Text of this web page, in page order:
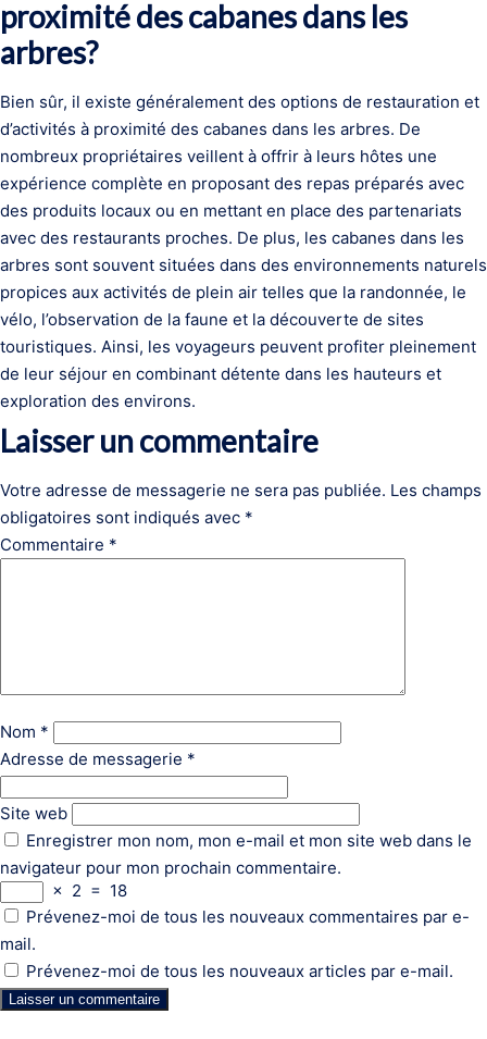
proximité des cabanes dans les
arbres?
Bien sûr, il existe généralement des options de restauration et
d’activités à proximité des cabanes dans les arbres. De
nombreux propriétaires veillent à offrir à leurs hôtes une
expérience complète en proposant des repas préparés avec
des produits locaux ou en mettant en place des partenariats
avec des restaurants proches. De plus, les cabanes dans les
arbres sont souvent situées dans des environnements naturels
propices aux activités de plein air telles que la randonnée, le
vélo, l’observation de la faune et la découverte de sites
touristiques. Ainsi, les voyageurs peuvent profiter pleinement
de leur séjour en combinant détente dans les hauteurs et
exploration des environs.
Laisser un commentaire
Votre adresse de messagerie ne sera pas publiée. Les champs
obligatoires sont indiqués avec *
Commentaire *
Nom *
Adresse de messagerie *
Site web
Enregistrer mon nom, mon e-mail et mon site web dans le
navigateur pour mon prochain commentaire.
× 2 = 18
Prévenez-moi de tous les nouveaux commentaires par e-
mail.
Prévenez-moi de tous les nouveaux articles par e-mail.